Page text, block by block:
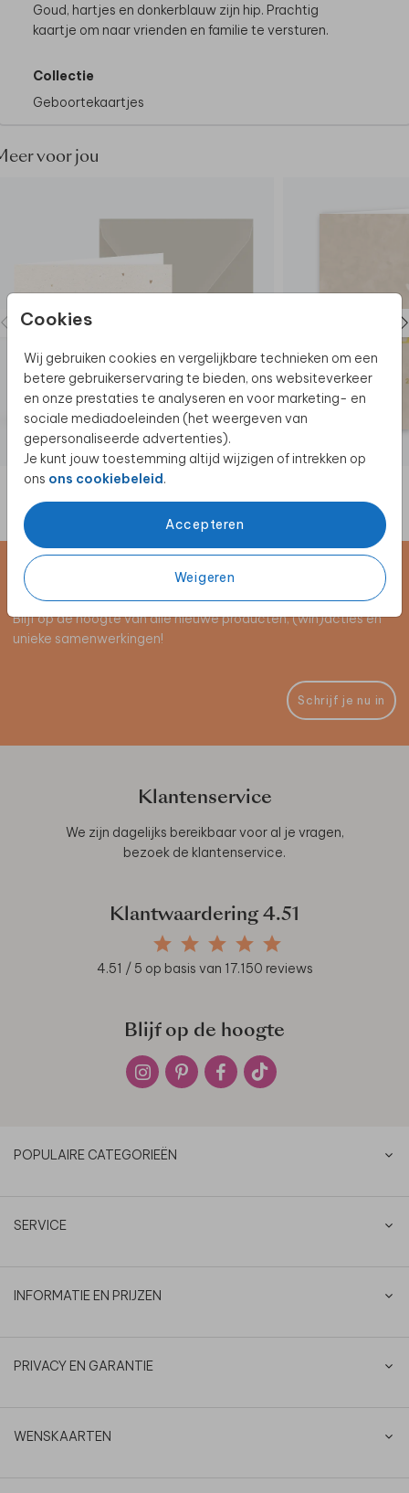
Cookies
Wij gebruiken cookies en vergelijkbare technieken om een
betere gebruikerservaring te bieden, ons websiteverkeer
en onze prestaties te analyseren en voor marketing- en
sociale mediadoeleinden (het weergeven van
gepersonaliseerde advertenties).
Je kunt jouw toestemming altijd wijzigen of intrekken op
ons ons cookiebeleid.
Accepteren
Weigeren
Goud, hartjes en donkerblauw zijn hip. Prachtig
kaartje om naar vrienden en familie te versturen.
Collectie
Geboortekaartjes
voor jou
Schrijf je in voor de nieuwsbrief
Blijf op de hoogte van alle nieuwe producten, (win)acties en
unieke samenwerkingen!
Schrijf je nu in
Klantenservice
We zijn dagelijks bereikbaar voor al je vragen,
bezoek de klantenservice.
Klantwaardering 4.51
4.51 / 5 op basis van 17.150 reviews
Blijf op de hoogte
POPULAIRE CATEGORIEËN
SERVICE
INFORMATIE EN PRIJZEN
PRIVACY EN GARANTIE
WENSKAARTEN